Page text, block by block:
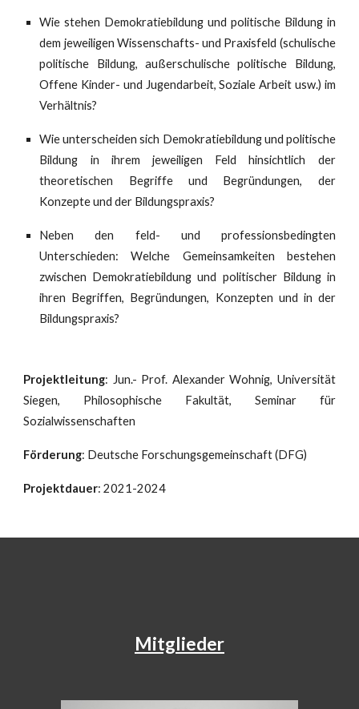
Wie stehen Demokratiebildung und politische Bildung in
dem jeweiligen Wissenschafts- und Praxisfeld (schulische
politische Bildung, außerschulische politische Bildung,
Offene Kinder- und Jugendarbeit, Soziale Arbeit usw.) im
Verhältnis?
Wie unterscheiden sich Demokratiebildung und politische
Bildung in ihrem jeweiligen Feld hinsichtlich der
theoretischen Begriffe und Begründungen, der
Konzepte und der Bildungspraxis?
Neben den feld- und professionsbedingten
Unterschieden: Welche Gemeinsamkeiten bestehen
zwischen Demokratiebildung und politischer Bildung in
ihren Begriffen, Begründungen, Konzepten und in der
Bildungspraxis?
Projektleitung: Jun.- Prof. Alexander Wohnig, Universität
Siegen, Philosophische Fakultät, Seminar für
Sozialwissenschaften
Förderung: Deutsche Forschungsgemeinschaft (DFG)
Projektdauer: 2021-2024
Mitglieder